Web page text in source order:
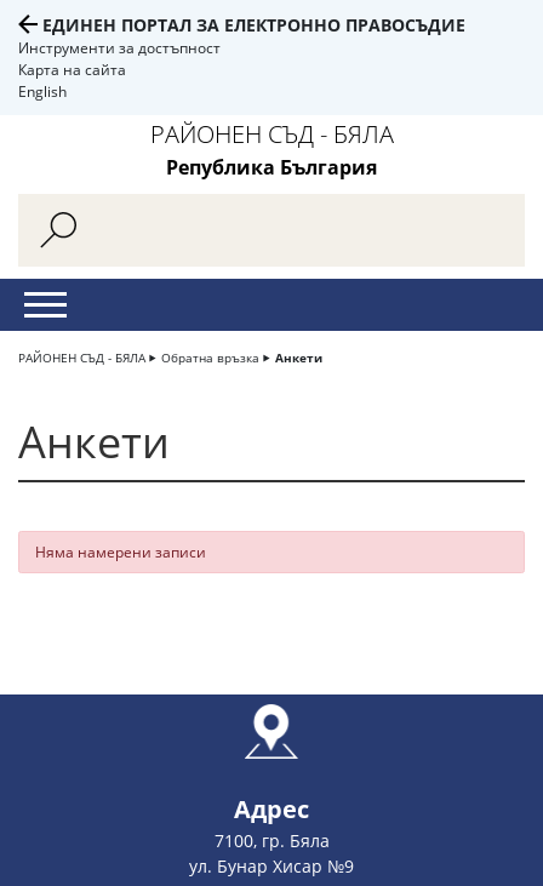
ЕДИНЕН ПОРТАЛ ЗА ЕЛЕКТРОННО ПРАВОСЪДИЕ
Инструменти за достъпност
Карта на сайта
English
РАЙОНЕН СЪД - БЯЛА
Република България
РАЙОНЕН СЪД - БЯЛА Обратна връзка Анкети
Анкети
Няма намерени записи
Адрес
7100, гр. Бяла
ул. Бунар Хисар №9